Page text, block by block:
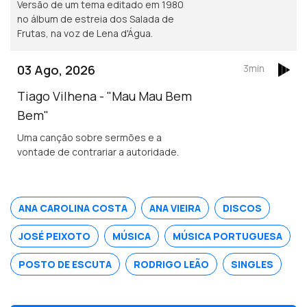
Versão de um tema editado em 1980
no álbum de estreia dos Salada de
Frutas, na voz de Lena d'Água.
03 Ago, 2026
Tiago Vilhena - "Mau Mau Bem
Bem"
Uma canção sobre sermões e a
vontade de contrariar a autoridade.
3min
ANA CAROLINA COSTA ANA VIEIRA DISCOS
JOSÉ PEIXOTO MÚSICA MÚSICA PORTUGUESA
POSTO DE ESCUTA RODRIGO LEÃO SINGLES